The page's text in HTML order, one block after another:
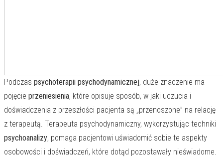
Podczas psychoterapii psychodynamicznej, duże znaczenie ma
pojęcie przeniesienia, które opisuje sposób, w jaki uczucia i
doświadczenia z przeszłości pacjenta są „przenoszone” na relację
z terapeutą. Terapeuta psychodynamiczny, wykorzystując techniki
psychoanalizy, pomaga pacjentowi uświadomić sobie te aspekty
osobowości i doświadczeń, które dotąd pozostawały nieświadome.